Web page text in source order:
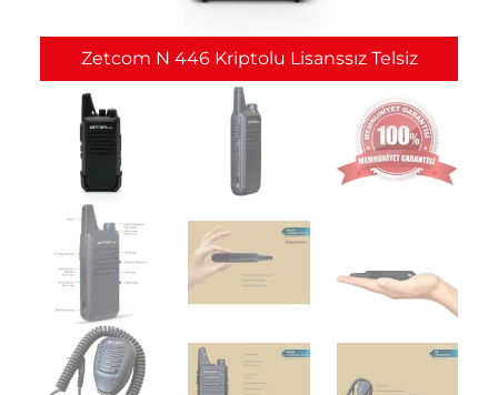
Zetcom N 446 Kriptolu Lisanssız Telsiz